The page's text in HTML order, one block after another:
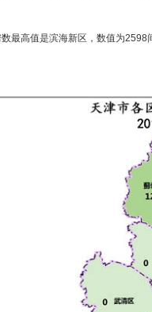
高值是滨海新区，数值为2598